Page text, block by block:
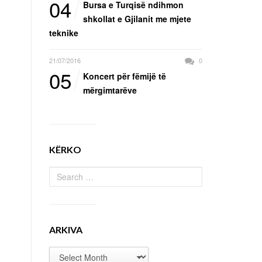
04
Bursa e Turqisë ndihmon
shkollat e Gjilanit me mjete
teknike
21/07/2016 0
05
Koncert për fëmijë të
mërgimtarëve
KËRKO
ARKIVA